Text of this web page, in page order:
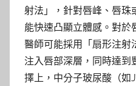
射法」，針對唇峰、唇珠
能快速凸顯立體感。對於
醫師可能採用「扇形注射
注入唇部深層，同時達到
擇上，中分子玻尿酸（